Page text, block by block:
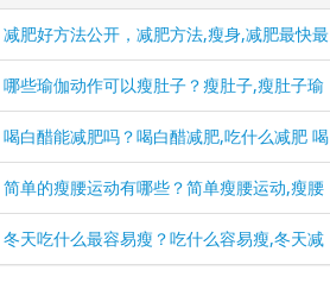
减肥好方法公开，减肥方法,瘦身,减肥最快最
哪些瑜伽动作可以瘦肚子？瘦肚子,瘦肚子瑜
喝白醋能减肥吗？喝白醋减肥,吃什么减肥 喝
简单的瘦腰运动有哪些？简单瘦腰运动,瘦腰
冬天吃什么最容易瘦？吃什么容易瘦,冬天减